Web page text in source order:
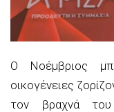
Ο Νοέμβριος
οικογένειες
τον βραχνά του